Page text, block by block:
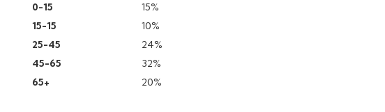
0-15
15%
15-15
10%
25-45
24%
45-65
32%
65+
20%